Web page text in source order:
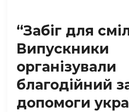
“Забіг для
Випускники
організували
благодійний
допомоги